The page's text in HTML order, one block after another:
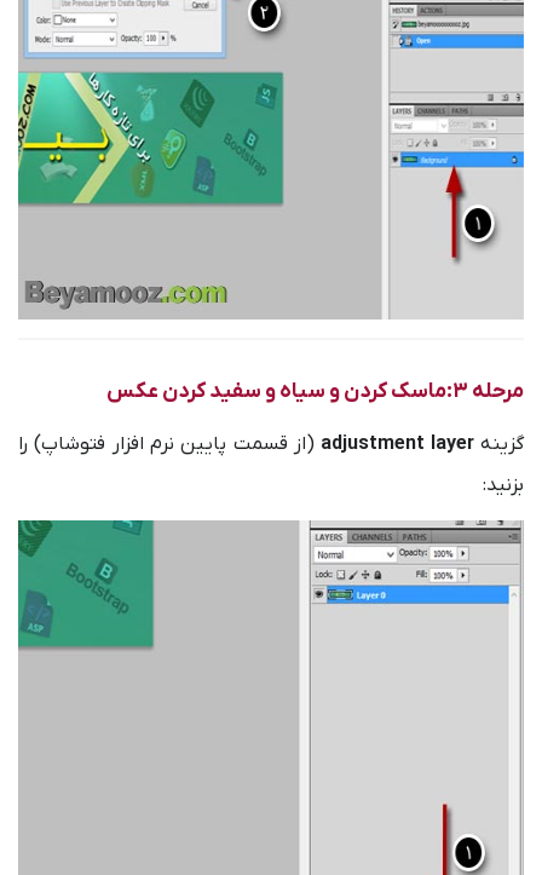
مرحله 3:ماسک کردن و سیاه و سفید کردن عکس
گزینهadjustment layer (از قسمت پایین نرم افزار فتوشاپ) را
بزنید: